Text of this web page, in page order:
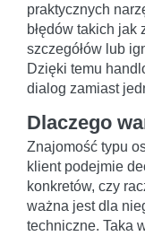
praktycznych
błędów takich
szczegółów lub
Dzięki temu
dialog zamiast
Dlaczego
Znajomość typu
klient podejmie
konkretów, czy
ważna jest dla
techniczne. Taka